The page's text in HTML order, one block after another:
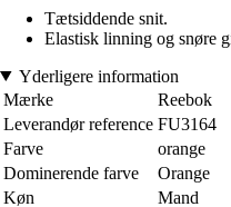
Tætsiddende snit.
Elastisk linning og snøre
Yderligere information
Mærke
Reebok
Leverandør reference FU3164
Farve
orange
Dominerende farve
Orange
Køn
Mand